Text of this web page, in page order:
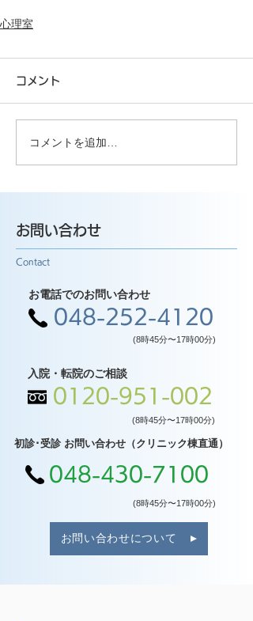
心理室
コメント
コメントを追加…
お問い合わせ
Contact
お電話でのお問い合わせ
048-252-4120
(8時45分〜17時00分)
入院・転院のご相談
0120-951-002
(8時45分〜17時00分)
初診･受診 お問い合わせ（クリニック棟直通）
048-430-7100
(8時45分〜17時00分)
お問い合わせについて